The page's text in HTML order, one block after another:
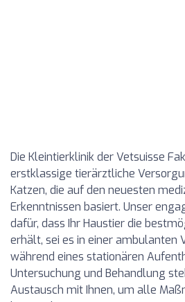
Die Kleintierklinik der Vetsuisse
erstklassige tierärztliche
Katzen, die auf den neuesten
Erkenntnissen basiert. Unser
dafür, dass Ihr Haustier die
erhält, sei es in einer ambulanten
während eines stationären
Untersuchung und Behandlung
Austausch mit Ihnen, um alle